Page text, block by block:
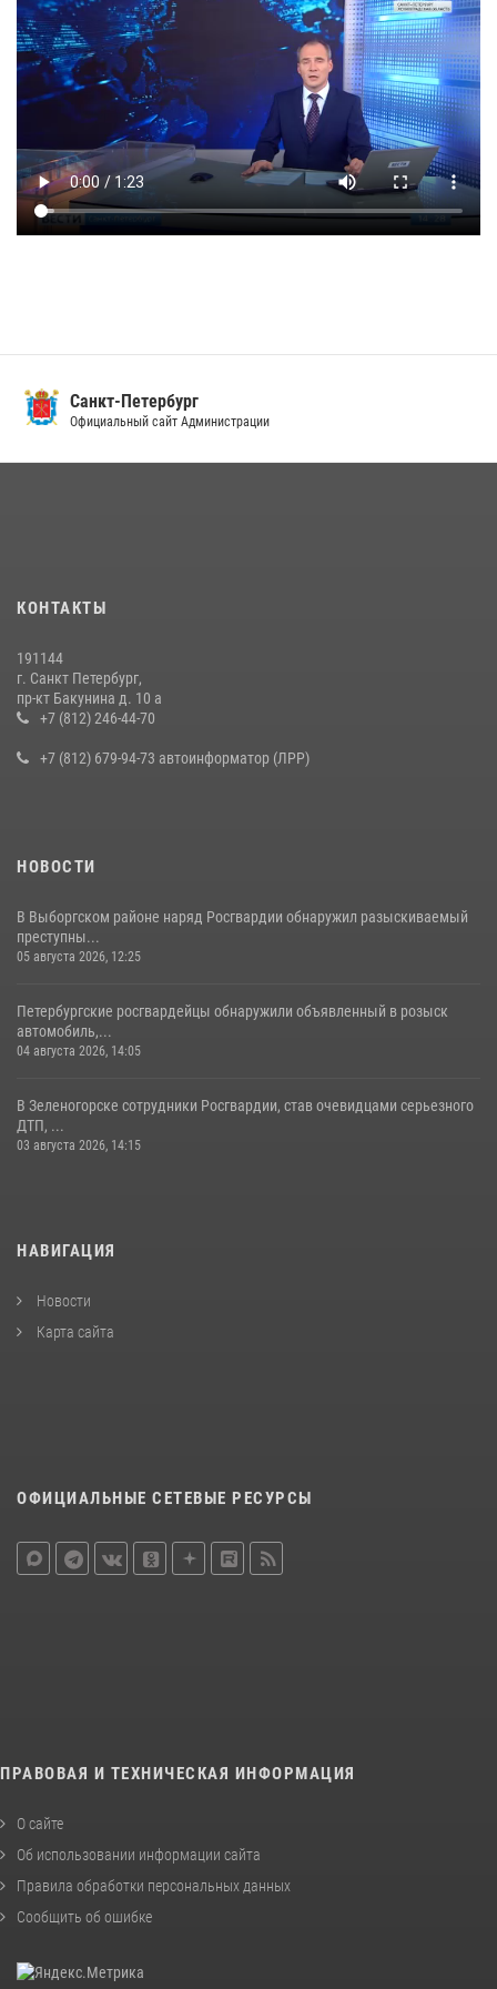
Санкт-Петербург
Официальный сайт Администрации
КОНТАКТЫ
191144
г. Санкт Петербург,
пр-кт Бакунина д. 10 а
+7 (812) 246-44-70
+7 (812) 679-94-73 автоинформатор (ЛРР)
НОВОСТИ
В Выборгском районе наряд Росгвардии обнаружил разыскиваемый
преступны...
05 августа 2026, 12:25
Петербургские росгвардейцы обнаружили объявленный в розыск
автомобиль,...
04 августа 2026, 14:05
В Зеленогорске сотрудники Росгвардии, став очевидцами серьезного
ДТП, ...
03 августа 2026, 14:15
НАВИГАЦИЯ
Новости
Карта сайта
ОФИЦИАЛЬНЫЕ СЕТЕВЫЕ РЕСУРСЫ
ПРАВОВАЯ И ТЕХНИЧЕСКАЯ ИНФОРМАЦИЯ
О сайте
Об использовании информации сайта
Правила обработки персональных данных
Сообщить об ошибке